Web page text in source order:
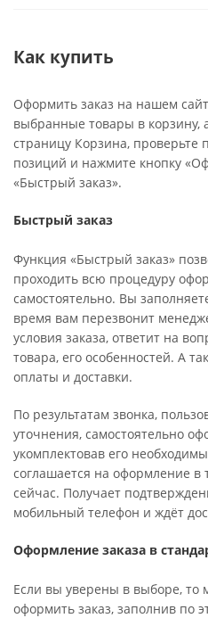
Как купить
Оформить заказ на нашем
выбранные товары в корзину,
страницу Корзина, проверьте
позиций и нажмите кнопку
«Быстрый заказ».
Быстрый заказ
Функция «Быстрый заказ»
проходить всю процедуру
самостоятельно. Вы
время вам перезвонит
условия заказа, ответит на
товара, его особенностей. А
оплаты и доставки.
По результатам звонка,
уточнения, самостоятельно
укомплектовав его
соглашается на оформление в
сейчас. Получает
мобильный телефон и ждёт
Оформление заказа в
Если вы уверены в выборе, то
оформить заказ, заполнив по